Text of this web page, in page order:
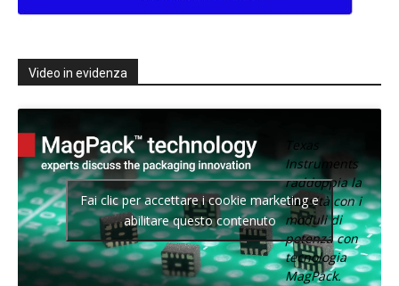
Video in evidenza
Texas
Instruments
raddoppia la
densità con i
moduli di
potenza con
tecnologia
MagPack.
Fai clic per accettare i cookie marketing e
abilitare questo contenuto